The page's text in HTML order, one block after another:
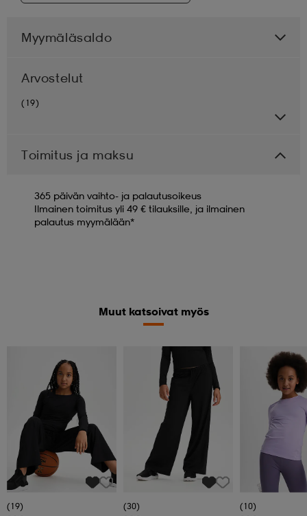
Myymäläsaldo
Arvostelut
(19)
Toimitus ja maksu
365 päivän vaihto- ja palautusoikeus
Ilmainen toimitus yli 49 € tilauksille, ja ilmainen
palautus myymälään*
Muut katsoivat myös
(19)
(30)
(10)